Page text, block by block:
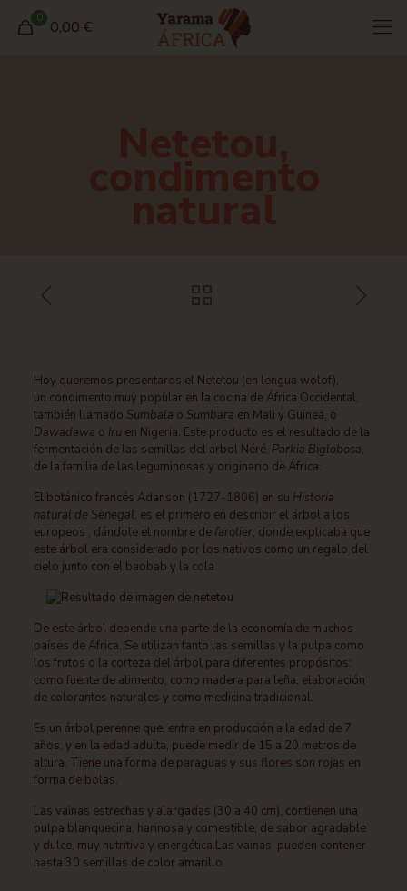
0 0,00 €
Hoy queremos presentaros el Netetou (en lengua wolof),
un condimento muy popular en la cocina de África Occidental,
también llamado Sumbala o Sumbara en Mali y Guinea, o
Dawadawa o Iruen Nigeria. Este producto es el resultado de la
fermentación de las semillas del árbol Néré, Parkia Biglobosa,
de la familia de las leguminosas y originario de África.
El botánico francés Adanson (1727-1806) en su Historia
natural de Senegal, es el primero en describir el árbol a los
europeos , dándole el nombre de farolier, donde explicaba que
este árbol era considerado por los nativos como un regalo del
cielo junto con el baobab y la cola.
De este árbol depende una parte de la economía de muchos
países de África. Se utilizan tanto las semillas y la pulpa como
los frutos o la corteza del árbol para diferentes propósitos:
como fuente de alimento, como madera para leña, elaboración
de colorantes naturales y como medicina tradicional.
Es un árbol perenne que, entra en producción a la edad de 7
años, y en la edad adulta, puede medir de 15 a 20 metros de
altura. Tiene una forma de paraguas y sus flores son rojas en
forma de bolas.
Las vainas estrechas y alargadas (30 a 40 cm), contienen una
pulpa blanquecina, harinosa y comestible, de sabor agradable
y dulce, muy nutritiva y energética.Las vainas pueden contener
hasta 30 semillas de color amarillo.